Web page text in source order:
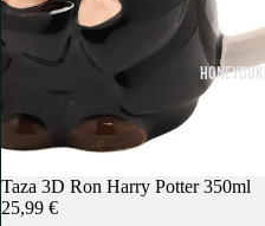
Taza 3D Ron Harry Potter 350ml
25,99 €